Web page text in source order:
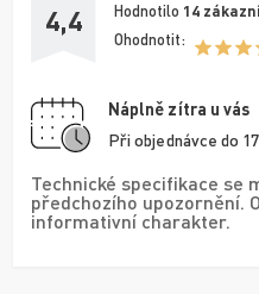
4,4 Hodnotilo 14
Ohodnotit:
Náplně zítra u vás
Při objednávce do
Technické specifikace se
předchozího upozornění.
informativní charakter.